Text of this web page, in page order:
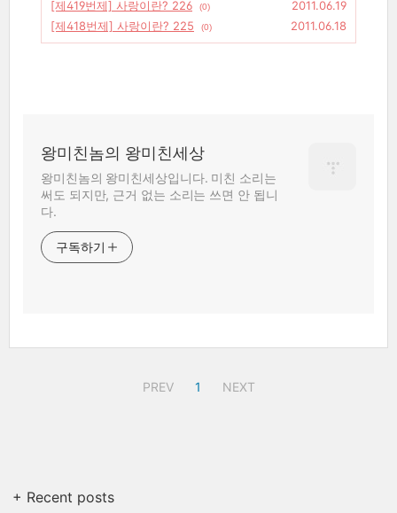
[제419번제] 사랑이란? 226
(0)
2011.06.19
[제418번제] 사랑이란? 225
(0) 2011.06.18
왕미친놈의 왕미친세상
왕미친놈의 왕미친세상입니다. 미친 소리는
써도 되지만, 근거 없는 소리는 쓰면 안 됩니
다.
구독하기
PREV 1 NEXT
+ Recent posts